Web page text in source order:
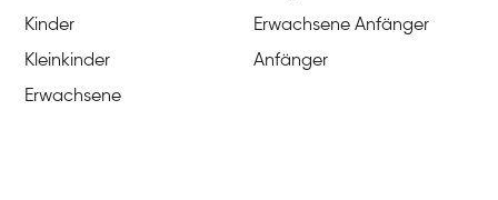
Kinder
Erwachsene Anfänger
Kleinkinder
Anfänger
Erwachsene